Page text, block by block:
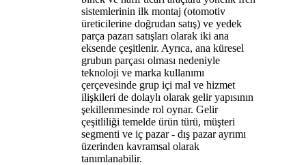
sistemlerinin ilk montaj (otomotiv
üreticilerine doğrudan satış) ve yedek
parça pazarı satışları olarak iki ana
eksende çeşitlenir. Ayrıca, ana küresel
grubun parçası olması nedeniyle
teknoloji ve marka kullanımı
çerçevesinde grup içi mal ve hizmet
ilişkileri de dolaylı olarak gelir yapısının
şekillenmesinde rol oynar. Gelir
çeşitliliği temelde ürün türü, müşteri
segmenti ve iç pazar - dış pazar ayrımı
üzerinden kavramsal olarak
tanımlanabilir.